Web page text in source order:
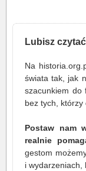
Lubisz
Na
świata tak, jak
szacunkiem do
bez tych, którzy
Postaw nam
realnie
gestom
i wydarzeniach,